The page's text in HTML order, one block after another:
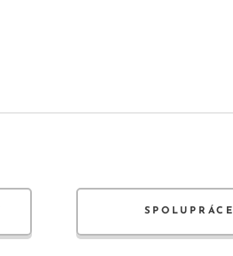
SPOLUPRÁCE